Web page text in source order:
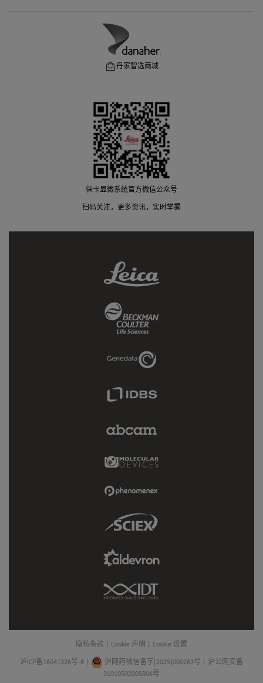
丹家智选商城
徕卡显微系统官方微信公众号
扫码关注，更多资讯，实时掌握
Leica
Link
Coulter
Link
Genedata
Link
IDBS
Abcam
Molecular
Link
Phenomenex
Sciex
Link
IDT
Link
隐私条款 Cookie 声明 Cookie 设置
沪ICP备16041326号-6
沪网药械信备字[2025]000263号 | 沪公网安备
31010502005006号